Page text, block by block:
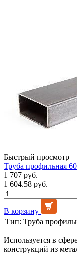
Быстрый просмотр
Труба профильная
1 707 руб.
1 604.58 руб.
В корзину
Тип: Труба
Используется в
конструкций из